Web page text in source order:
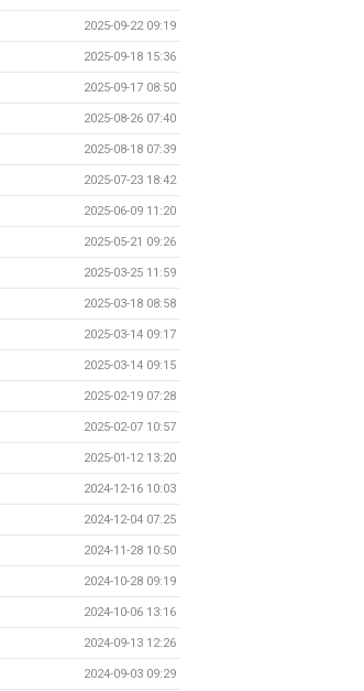
2025-09-22 09:19
2025-09-18 15:36
2025-09-17 08:50
2025-08-26 07:40
2025-08-18 07:39
2025-07-23 18:42
2025-06-09 11:20
2025-05-21 09:26
2025-03-25 11:59
2025-03-18 08:58
2025-03-14 09:17
2025-03-14 09:15
2025-02-19 07:28
2025-02-07 10:57
2025-01-12 13:20
2024-12-16 10:03
2024-12-04 07:25
2024-11-28 10:50
2024-10-28 09:19
2024-10-06 13:16
2024-09-13 12:26
2024-09-03 09:29